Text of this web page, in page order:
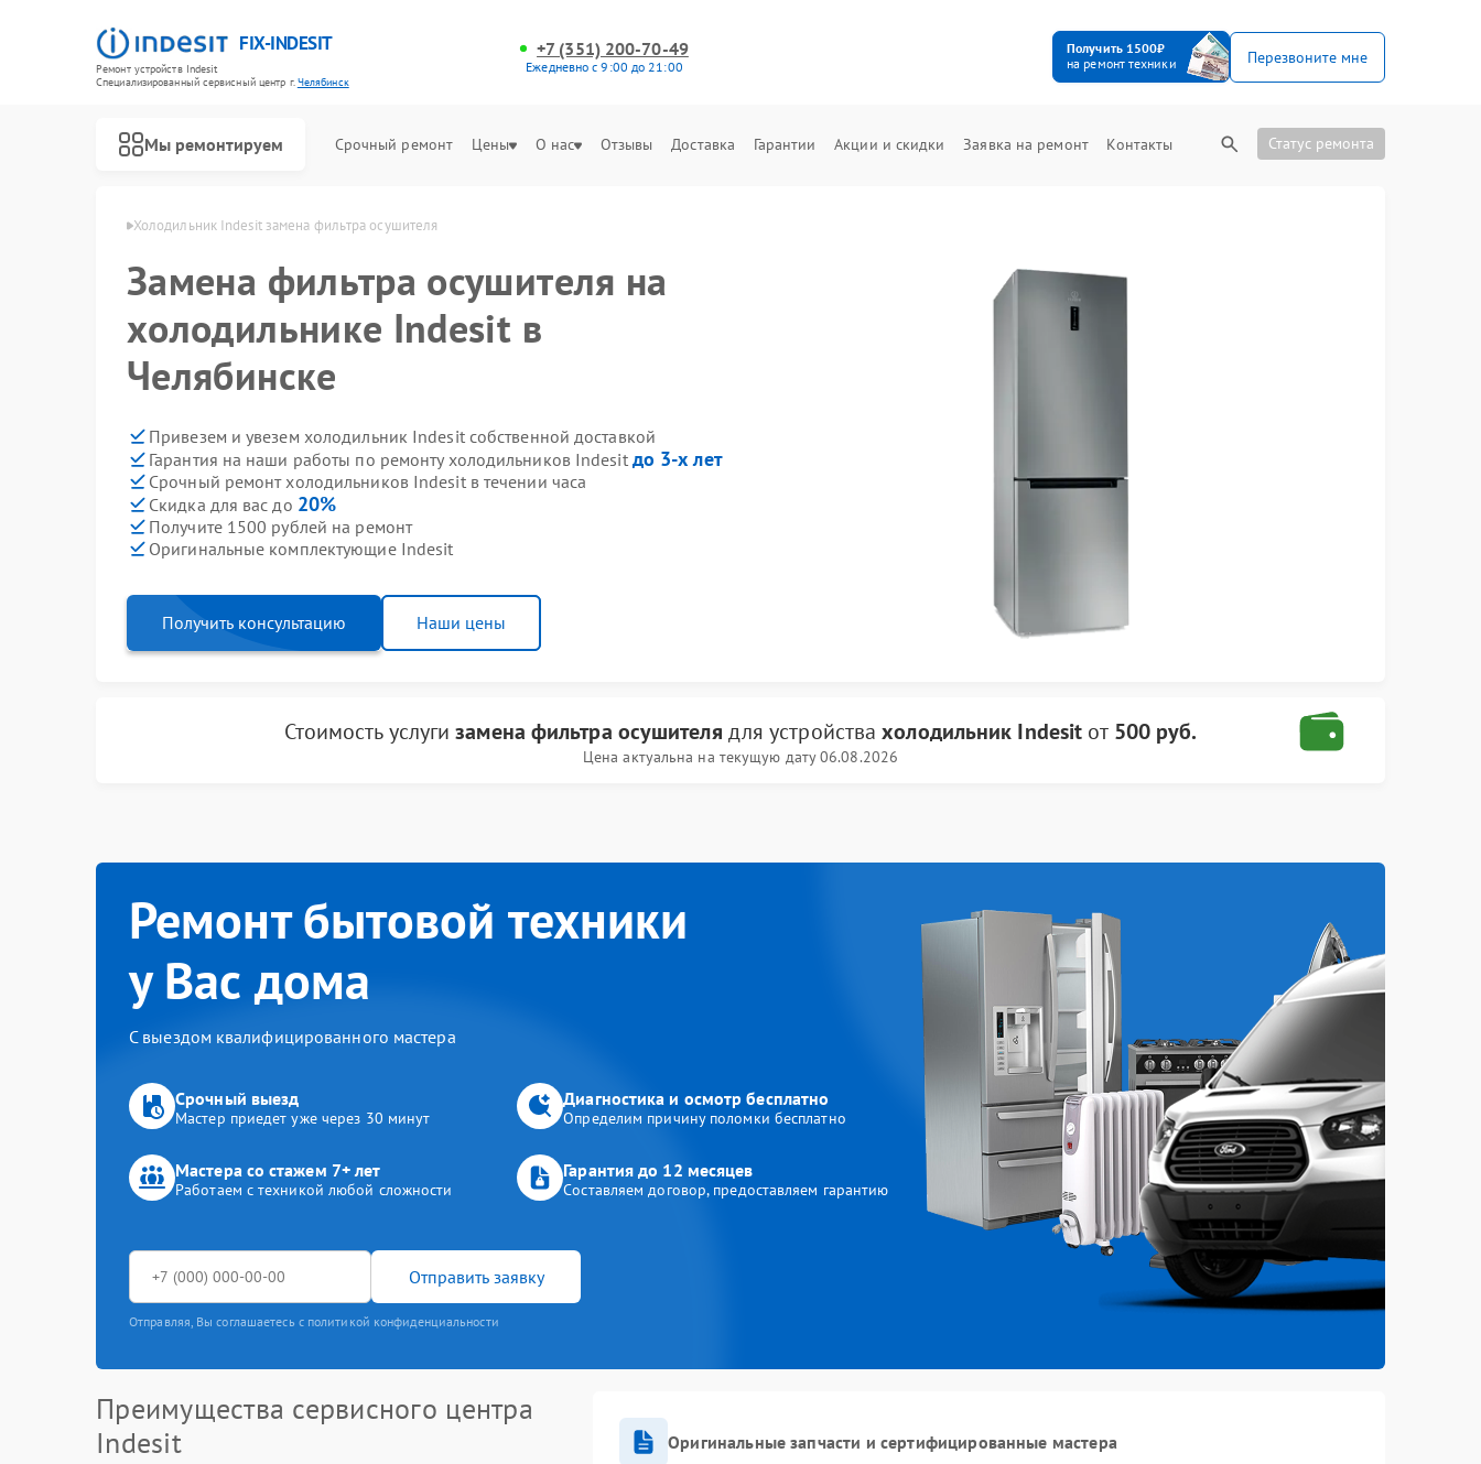
FIX-INDESIT
Ремонт устройств Indesit
Специализированный cервисный центр г.Челябинск
+7 (351) 200-70-49
Ежедневно с 9:00 до 21:00
Получить 1500₽
на ремонт техники
Перезвоните мне
Мы ремонтируем Срочный ремонт Цены О нас Отзывы Доставка Гарантии Акции и скидки Заявка на ремонт Контакты Статус ремонта
Холодильник Indesit замена фильтра осушителя
Замена фильтра осушителя на
холодильнике Indesit в
Челябинске
Привезем и увезем холодильник Indesit собственной доставкой
Гарантия на наши работы по ремонту холодильников Indesit до 3-х лет
Срочный ремонт холодильников Indesit в течении часа
Скидка для вас до 20%
Получите 1500 рублей на ремонт
Оригинальные комплектующие Indesit
Получить консультацию Наши цены
Стоимость услугизамена фильтра осушителя для устройствахолодильник Indesit от 500 руб.
Цена актуальна на текущую дату 06.08.2026
Ремонт бытовой техники
у Вас дома
С выездом квалифицированного мастера
Срочный выезд
Мастер приедет уже через 30 минут
Диагностика и осмотр бесплатно
Определим причину поломки бесплатно
Мастера со стажем 7+ лет
Работаем с техникой любой сложности
Гарантия до 12 месяцев
Составляем договор, предоставляем гарантию
Отправить заявку
Отправляя, Вы соглашаетесь с политикой конфиденциальности
Преимущества сервисного центра
Indesit
Оригинальные запчасти и сертифицированные мастера